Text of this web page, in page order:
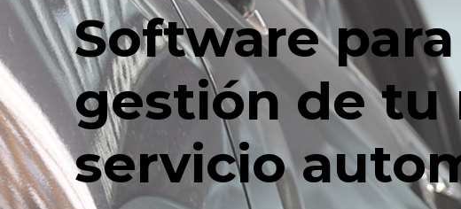
Software
gestión de tu
servicio